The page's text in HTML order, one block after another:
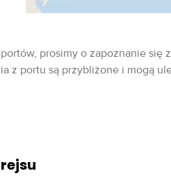
prosimy o zapoznanie się
z portu są przybliżone i mogą